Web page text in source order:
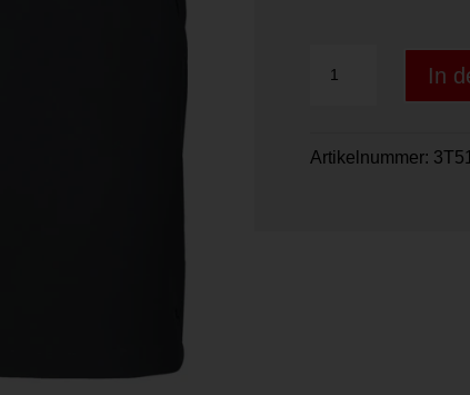
BERMUDA
In
Artikelnummer: